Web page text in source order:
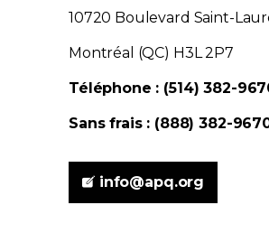
10720 Boulevard Saint-
Montréal (QC) H3L 2P7
Téléphone : (514) 382-
Sans frais : (888) 382-
info@apq.org